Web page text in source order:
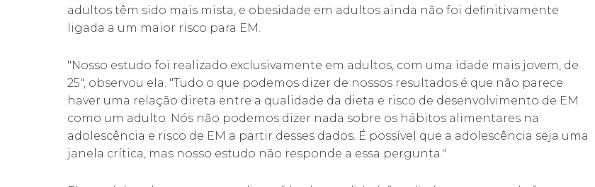
adultos têm sido mais mista, e obesidade em adultos ainda não foi definitivamente
ligada a um maior risco para EM.
"Nosso estudo foi realizado exclusivamente em adultos, com uma idade mais jovem, de
25", observou ela. "Tudo o que podemos dizer de nossos resultados é que não parece
haver uma relação direta entre a qualidade da dieta e risco de desenvolvimento de EM
como um adulto. Nós não podemos dizer nada sobre os hábitos alimentares na
adolescência e risco de EM a partir desses dados. É possível que a adolescência seja uma
janela crítica, mas nosso estudo não responde a essa pergunta."